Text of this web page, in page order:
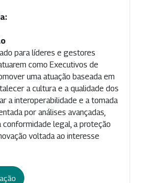
para líderes e gestores
como Executivos de
uma atuação baseada em
a cultura e a qualidade dos
a interoperabilidade e a tomada
por análises avançadas,
conformidade legal, a proteção
voltada ao interesse